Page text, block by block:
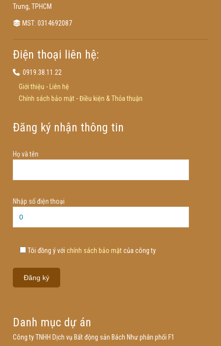
Trưng, TPHCM
MST: 0314692087
Điện thoại liên hệ:
0919.38.11.22
Giới thiệu -
Liên hệ
Chính sách bảo mật-Điều kiện & Thỏa thuận
Đăng ký nhận thông tin
Họ và tên
Nhập số điện thoại
Tôi đồng ý với chính sách bảo mậtcủa công ty
Danh mục dự án
Công ty TNHH Dịch vụ Bất động sản Bách Như phân phối F1